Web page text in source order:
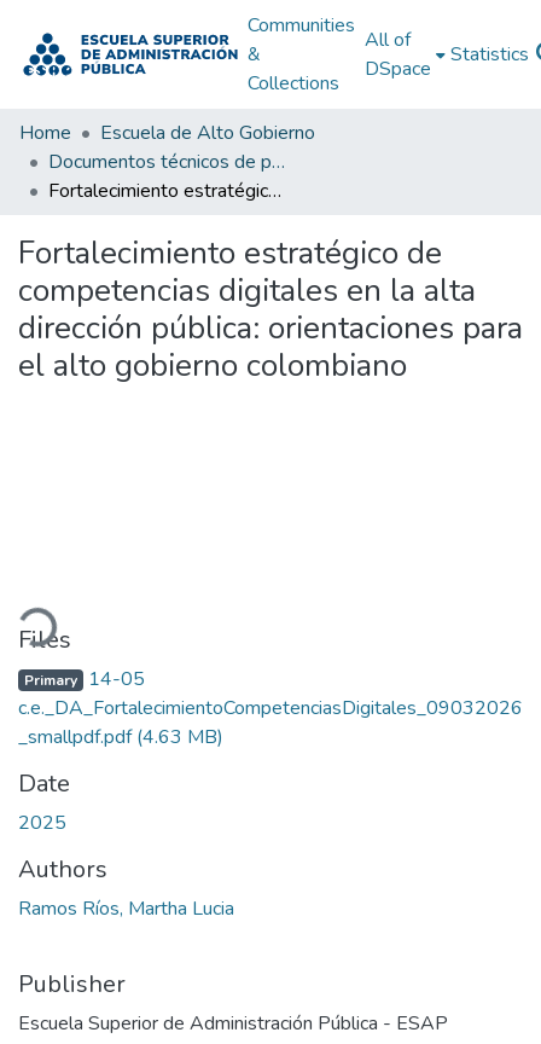
Communities
&
Collections
All of
DSpace
Statistics
Home
Escuela de Alto Gobierno
Documentos técnicos de política pública
Fortalecimiento estratégico de competencias digitales en la alta dirección pública: orientaciones para el alto gobierno colombiano
Fortalecimiento estratégico de
competencias digitales en la alta
dirección pública: orientaciones para
el alto gobierno colombiano
Loading...
Files
Primary 14-05
c.e._DA_FortalecimientoCompetenciasDigitales_09032026
_smallpdf.pdf(4.63 MB)
Date
2025
Authors
Ramos Ríos, Martha Lucia
Publisher
Escuela Superior de Administración Pública - ESAP